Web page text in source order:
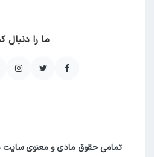
ما را دنبال
تمامی حقوق مادی و معنوی سایت